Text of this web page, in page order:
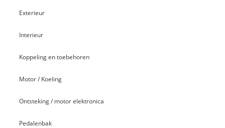
Exterieur
Interieur
Koppeling en toebehoren
Motor / Koeling
Ontsteking / motor elektronica
Pedalenbak